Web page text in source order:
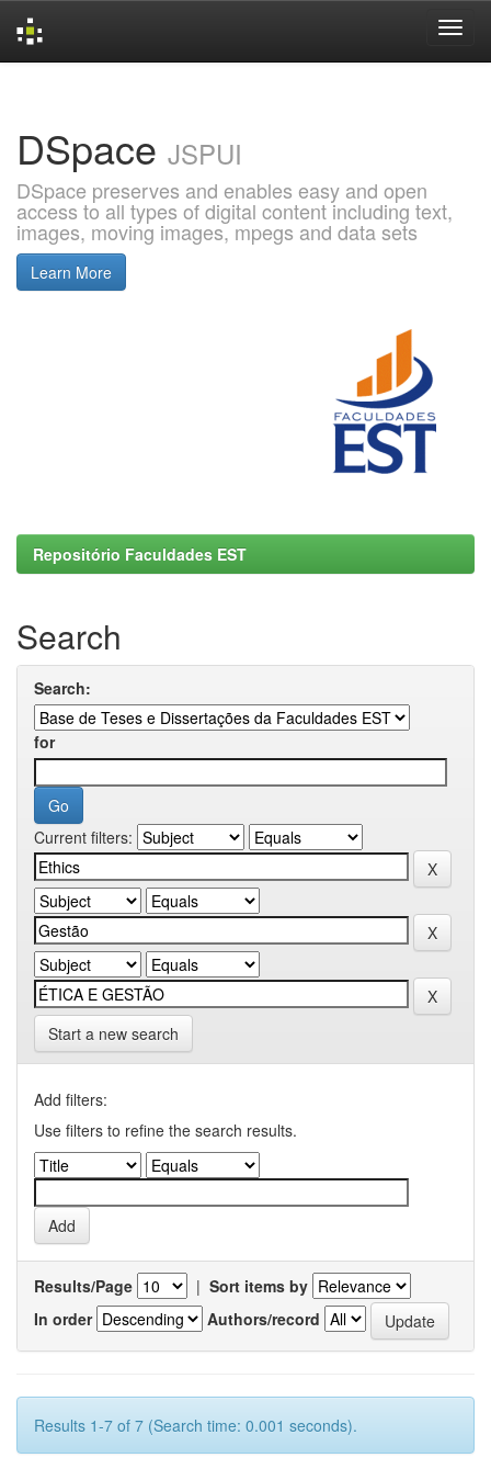
DSpace JSPUI
DSpace preserves and enables easy and open
access to all types of digital content including text,
images, moving images, mpegs and data sets
Learn More
Repositório Faculdades EST
Search
Search:
for
Current filters:
Start a new search
Add filters:
Use filters to refine the search results.
Results/Page | Sort items by
In order
Authors/record
Results 1-7 of 7 (Search time: 0.001 seconds).